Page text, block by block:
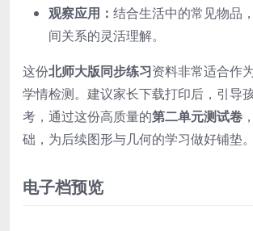
观察应用： 结合生活中的常见物品
间关系的灵活理解。
这份北师大版同步练习资料非常适合作
学情检测。建议家长下载打印后，引导
考，通过这份高质量的第二单元测试卷
础，为后续图形与几何的学习做好铺垫。
电子档预览